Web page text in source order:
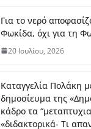
ΔΤ Εντάχθηκε προς
χρηματοδότησης η
Για το νερό
Φωκίδα, όχι για τη
20 Ιουλίου, 2026
Καταγγελία Πολάκη
δημοσίευμα της
κάδρο τα
«διδακτορικά- Τι